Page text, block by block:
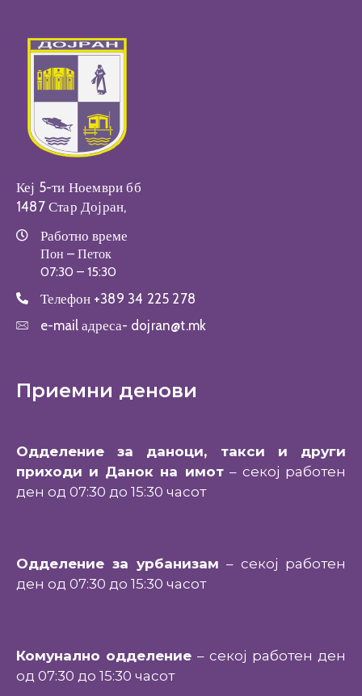
Кеј 5-ти Ноември бб
1487 Стар Дојран,
Работно време
Пон – Петок
07:30 – 15:30
Телефон +389 34 225 278
e-mail адреса- dojran@t.mk
Приемни денови
Одделение за даноци, такси и други
приходи и Данок на имот– секој работен
ден од 07:30 до 15:30 часот
Одделение за урбанизам – секој работен
ден од 07:30 до 15:30 часот
Комунално одделение – секој работен ден
од 07:30 до 15:30 часот